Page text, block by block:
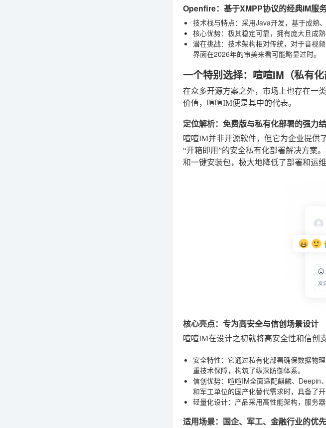
Openfire：基于XMPP协议的经典IM服
技术栈与特点：采用Java开发，基于成熟
核心优势：极其稳定可靠，拥有庞大且成
潜在挑战：技术架构相对传统，对于音视
界面在2026年的审美来看可能略显过时。
一个特别选择：喧喧IM（私有化
在众多开源方案之外，市场上也存在一
价值，喧喧IM便是其中的代表。
定位解析：免费版与私有化部署的强力
喧喧IM并非开源软件，但它为企业提供
“开箱即用”的安全私有化部署解决方案
和一键安装包，极大地降低了部署和运
核心亮点：专为高安全与信创场景设计
喧喧IM在设计之初就将高安全性和信创
安全特性：它通过私有化部署确保数据物
重技术保障，构筑了纵深防御体系。
信创优势：喧喧IM全面适配麒麟、Deepin
和军工单位的国产化替代需求时，具备了
轻量化设计：产品采用高性能架构，服务
适用场景：国企、军工、金融行业的优